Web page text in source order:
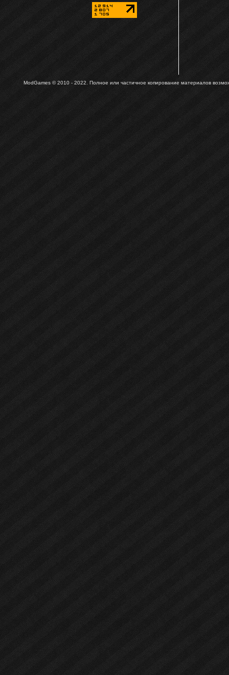
ModGames © 2010 - 2022. Полное или частичное копирование материалов